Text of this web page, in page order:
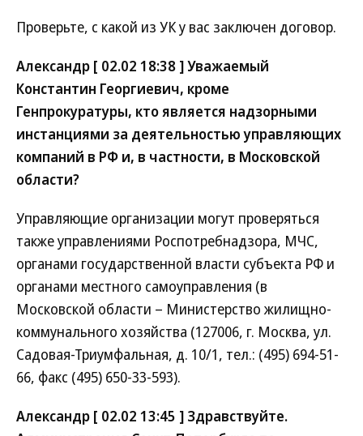
Проверьте, с какой из УК у вас заключен договор.
Александр [ 02.02 18:38 ] Уважаемый
Константин Георгиевич, кроме
Генпрокуратуры, кто является надзорными
инстанциями за деятельностью управляющих
компаний в РФ и, в частности, в Московской
области?
Управляющие организации могут проверяться
также управлениями Роспотребнадзора, МЧС,
органами государственной власти субъекта РФ и
органами местного самоуправления (в
Московской области – Министерство жилищно-
коммунального хозяйства (127006, г. Москва, ул.
Садовая-Триумфальная, д. 10/1, тел.: (495) 694-51-
66, факс (495) 650-33-593).
Александр [ 02.02 13:45 ] Здравствуйте.